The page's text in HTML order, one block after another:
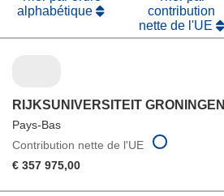
alphabétique
contribution
nette de l'UE
RIJKSUNIVERSITEIT GRONINGEN
Pays-Bas
Contribution nette de l'UE
€ 357 975,00